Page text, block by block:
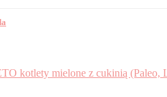
kotlety mielone z cukinią (Paleo,